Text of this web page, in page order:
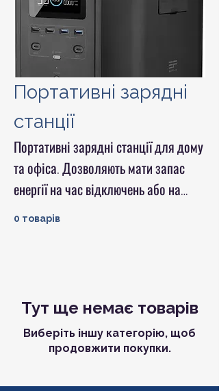
Портативні зарядні
станції
Портативні зарядні станції для дому
та офіса. Дозволяють мати запас
енергії на час відключень або на
випадок роботи далеко від мереж
0 товарів
Тут ще немає товарів
Виберіть іншу категорію, щоб
продовжити покупки.